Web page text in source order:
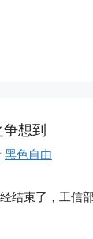
想到
黑色自由
结束了，工信